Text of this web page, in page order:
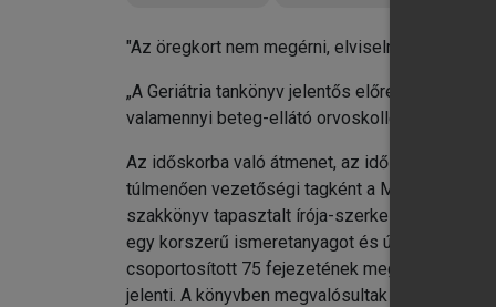
"Az öregkort nem megérni, elviselni, művészet."
„A Geriátria tankönyv jelentős előrelépés
valamennyi beteg-ellátó orvoskollégám
Az időskorba való átmenet, az időskor iránti
túlmenően vezetőségi tagként a Magyar
szakkönyv tapasztalt írója-szerkesztőjeként
egy korszerű ismeretanyagot és újszerű
csoportosított 75 fejezetének megírásához.
jelenti. A könyvben megvalósultak az idős